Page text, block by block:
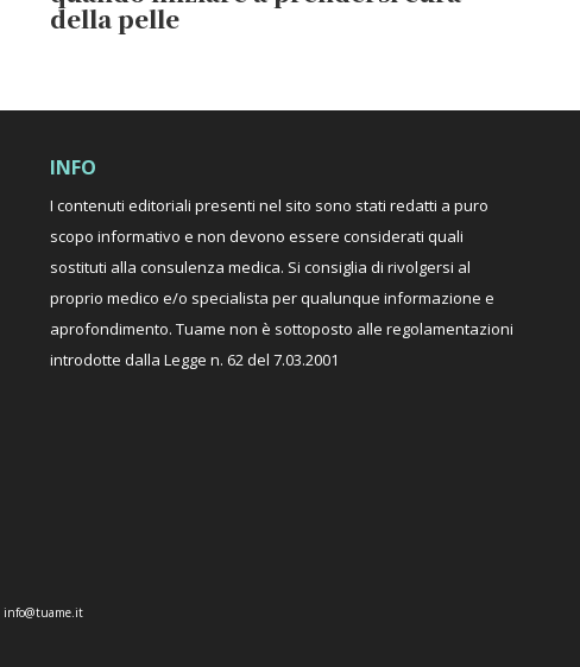
della pelle
INFO
I contenuti editoriali presenti nel sito sono stati redatti a puro
scopo informativo e non devono essere considerati quali
sostituti alla consulenza medica. Si consiglia di rivolgersi al
proprio medico e/o specialista per qualunque informazione e
aprofondimento. Tuame non è sottoposto alle regolamentazioni
introdotte dalla Legge n. 62 del 7.03.2001
info@tuame.it